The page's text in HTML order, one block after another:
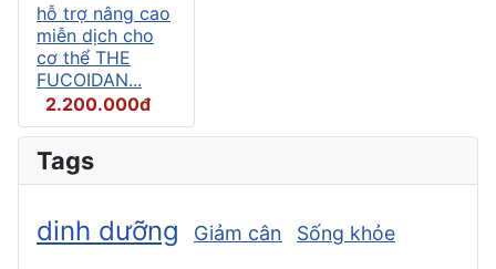
hỗ trợ nâng cao
miễn dịch cho
cơ thể THE
FUCOIDAN...
2.200.000đ
Tags
dinh dưỡng Giảm cân Sống khỏe